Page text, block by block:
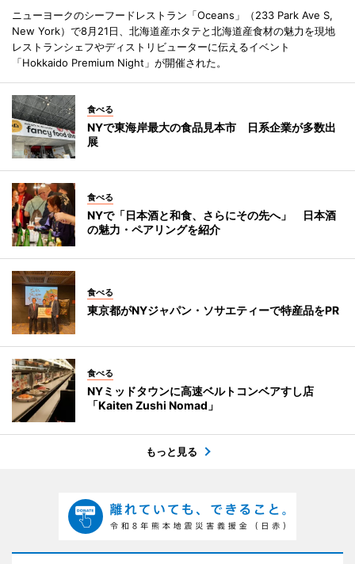
ニューヨークのシーフードレストラン「Oceans」（233 Park Ave S,
New York）で8月21日、北海道産ホタテと北海道産食材の魅力を現地
レストランシェフやディストリビューターに伝えるイベント
「Hokkaido Premium Night」が開催された。
食べる
NYで東海岸最大の食品見本市 日系企業が多数出
展
食べる
NYで「日本酒と和食、さらにその先へ」 日本酒
の魅力・ペアリングを紹介
食べる
東京都がNYジャパン・ソサエティーで特産品をPR
食べる
NYミッドタウンに高速ベルトコンベアすし店
「Kaiten Zushi Nomad」
もっと見る